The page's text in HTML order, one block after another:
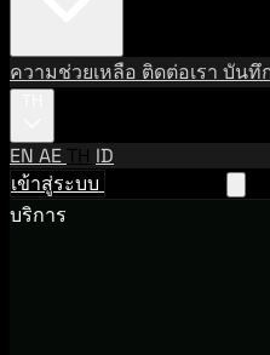
ความช่วยเหลือ ติดต่อเรา บันทึ
EN AE TH ID
เข้าสู่ระบบ
บริการ